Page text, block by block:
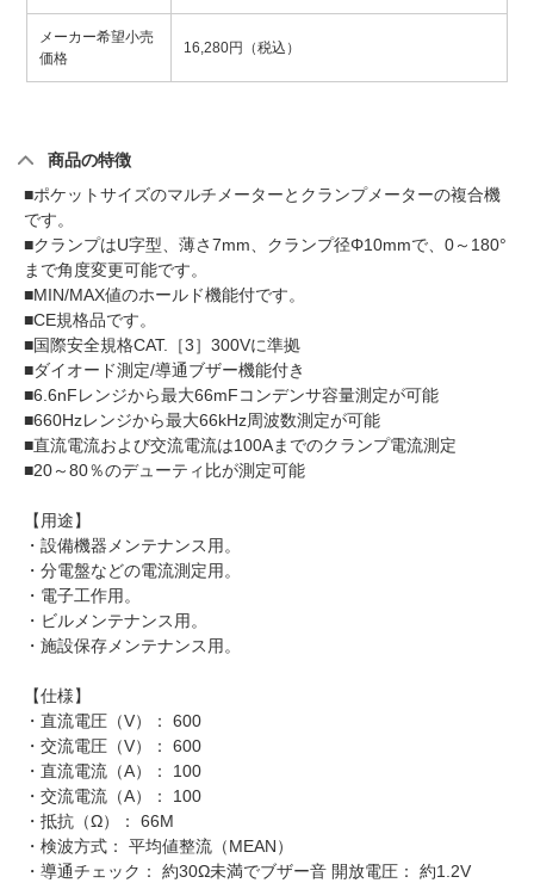
メーカー希望小売
価格
16,280円（税込）
商品の特徴
■ポケットサイズのマルチメーターとクランプメーターの複合機
です。
■クランプはU字型、薄さ7mm、クランプ径Φ10mmで、0～180°
まで角度変更可能です。
■MIN/MAX値のホールド機能付です。
■CE規格品です。
■国際安全規格CAT.［3］300Vに準拠
■ダイオード測定/導通ブザー機能付き
■6.6nFレンジから最大66mFコンデンサ容量測定が可能
■660Hzレンジから最大66kHz周波数測定が可能
■直流電流および交流電流は100Aまでのクランプ電流測定
■20～80％のデューティ比が測定可能
【用途】
・設備機器メンテナンス用。
・分電盤などの電流測定用。
・電子工作用。
・ビルメンテナンス用。
・施設保存メンテナンス用。
【仕様】
・直流電圧（V）： 600
・交流電圧（V）： 600
・直流電流（A）： 100
・交流電流（A）： 100
・抵抗（Ω）： 66M
・検波方式： 平均値整流（MEAN）
・導通チェック： 約30Ω未満でブザー音 開放電圧： 約1.2V